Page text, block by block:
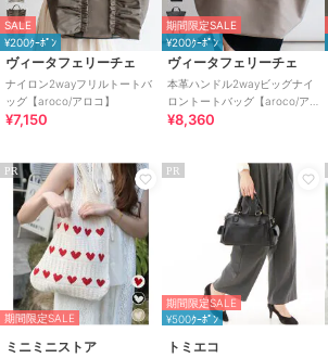
SALE
¥200ｸｰﾎﾟﾝ
ヴィータフェリーチェ
ナイロン2wayフリルトートバ
ッグ【aroco/アロコ】
¥7,150
期間限定SALE
¥200ｸｰﾎﾟﾝ
ヴィータフェリーチェ
本革ハンドル2wayビッグナイ
ロントートバッグ【aroco/ア
ロコ】
¥8,360
PR
期間限定SALE
ミニミニストア
PR
期間限定SALE
¥500ｸｰﾎﾟﾝ
トミエコ